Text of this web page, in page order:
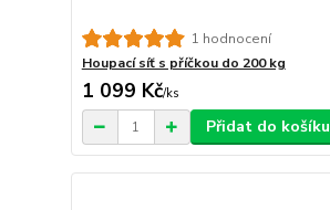
1 hodnocení
Houpací síť s příčkou do 200 kg
1 099 Kč/ks
Přidat do košíku